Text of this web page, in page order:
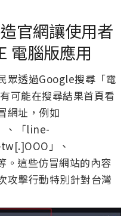
官網讓使用者
電腦版應用
眾透過Google搜尋「電
可能在搜尋結果首頁看
網址，例如
、「line-
」、
這些仿冒網站的內容
攻擊行動特別針對台灣